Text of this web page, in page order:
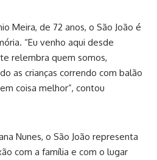
Meira, de 72 anos, o São João é
“Eu venho aqui desde
relembra quem somos,
as crianças correndo com balão
coisa melhor”, contou
Nunes, o São João representa
com a família e com o lugar